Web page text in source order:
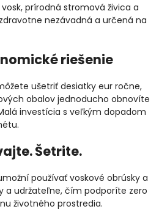
prírodná stromová živica a
nezávadná a určená na
riešenie
ušetriť desiatky eur ročne,
obalov jednoducho obnovíte
investícia s veľkým dopadom
Šetrite.
používať voskové obrúsky a
a udržateľne, čím podporíte zero
životného prostredia.